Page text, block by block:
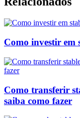
Como investir em
Como transferir
saiba como fazer